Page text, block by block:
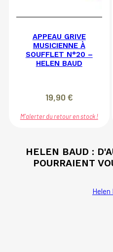
APPEAU GRIVE
MUSICIENNE À
SOUFFLET N°20 –
HELEN BAUD
19,90 €
M'alerter du retour en stock !
HELEN BAUD :
POURRAIENT
Helen